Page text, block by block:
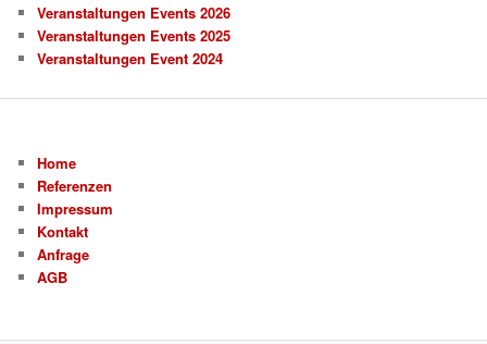
Veranstaltungen Events 2026
Veranstaltungen Events 2025
Veranstaltungen Event 2024
Home
Referenzen
Impressum
Kontakt
Anfrage
AGB